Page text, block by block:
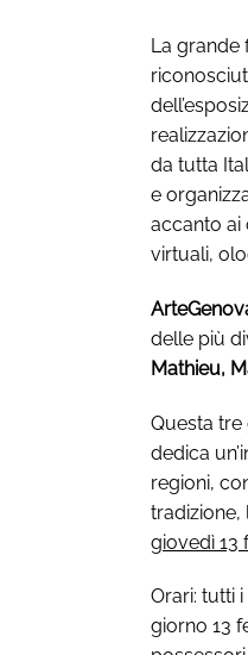
La grande
da tutta
e
accanto ai
virtuali,
delle più
Mathieu,
Questa tre
dedica
regioni,
tradizione,
giovedì 13
Orari: tutti
giorno 13